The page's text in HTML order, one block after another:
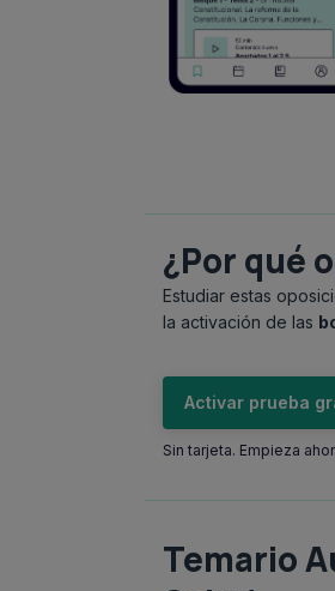
¿Por qué
Estudiar estas
la activación de las
Activar prueba
Sin tarjeta. Empieza
Temario